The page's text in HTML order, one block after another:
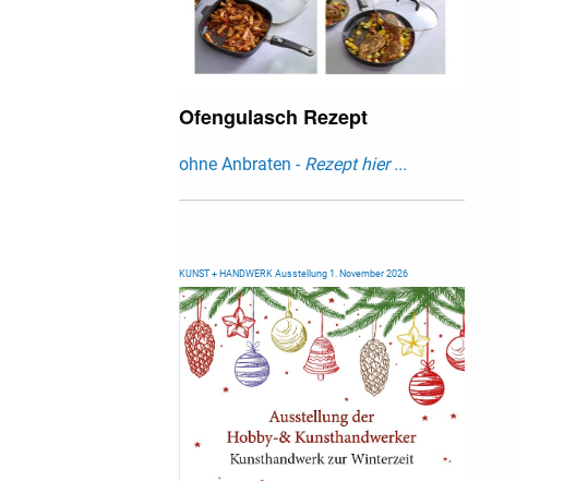
Ofengulasch Rezept
ohne Anbraten - Rezept hier ...
KUNST + HANDWERK Ausstellung 1. November 2026